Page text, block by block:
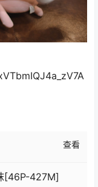
查看
[46P-427M]